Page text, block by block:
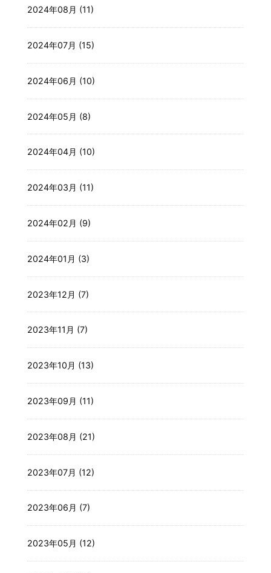
2024年08月 (11)
2024年07月 (15)
2024年06月 (10)
2024年05月 (8)
2024年04月 (10)
2024年03月 (11)
2024年02月 (9)
2024年01月 (3)
2023年12月 (7)
2023年11月 (7)
2023年10月 (13)
2023年09月 (11)
2023年08月 (21)
2023年07月 (12)
2023年06月 (7)
2023年05月 (12)